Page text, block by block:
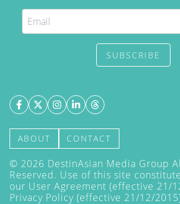
SUBSCRIBE
ABOUT CONTACT
© 2026 DestinAsian Media Group
Reserved. Use of this site
our User Agreement (effective 21/
Privacy Policy (effective 21/12/